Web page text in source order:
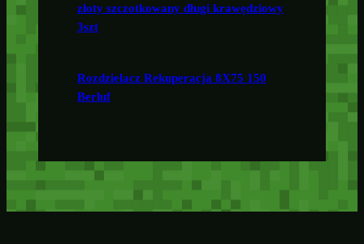
złoty szczotkowany długi krawędziowy
3szt
Rozdzielacz Rekuperacja 8X75 150
Berluf